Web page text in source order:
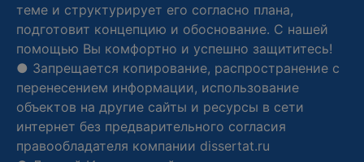
теме и структурирует его согласно плана,
подготовит концепцию и обоснование. С нашей
помощью Вы комфортно и успешно защититесь!
● Запрещается копирование, распространение с
перенесением информации, использование
объектов на другие сайты и ресурсы в сети
интернет без предварительного согласия
правообладателя компании dissertat.ru